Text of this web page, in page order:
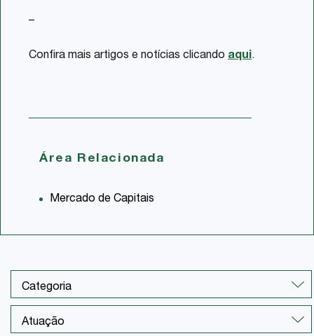
–
Confira mais artigos e notícias clicando aqui.
Área Relacionada
Mercado de Capitais